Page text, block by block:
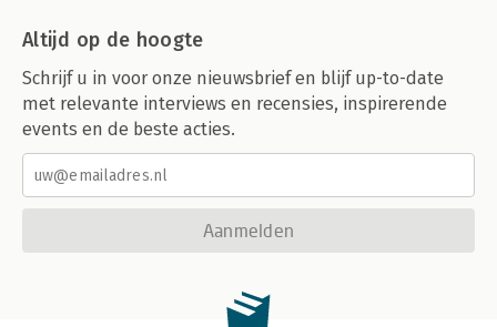
Altijd op de hoogte
Schrijf u in voor onze nieuwsbrief en blijf up-to-date
met relevante interviews en recensies, inspirerende
events en de beste acties.
Aanmelden